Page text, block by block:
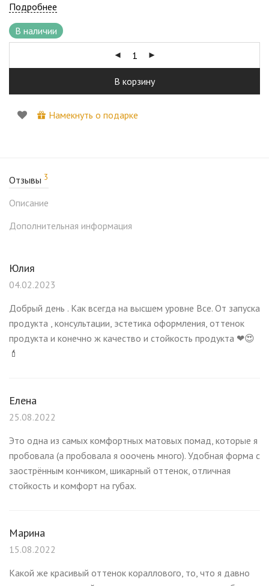
Самый освежающий, универсальный и соблазнительный
оттенок.
Подробнее
В наличии
В корзину
Намекнуть о подарке
Отзывы 3
Описание
Дополнительная информация
Юлия
04.02.2023
Добрый день . Как всегда на высшем уровне Все. От запуска
продукта , консультации, эстетика оформления, оттенок
продукта и конечно ж качество и стойкость продукта ❤😍
💄
Елена
25.08.2022
Это одна из самых комфортных матовых помад, которые я
пробовала (а пробовала я ооочень много). Удобная форма с
заострённым кончиком, шикарный оттенок, отличная
стойкость и комфорт на губах.
Марина
15.08.2022
Какой же красивый оттенок кораллового, то, что я давно